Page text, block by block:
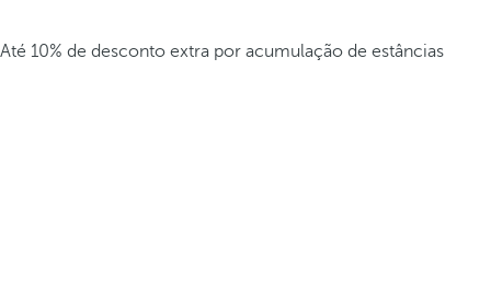
Até 10% de desconto extra por acumulação de estâncias